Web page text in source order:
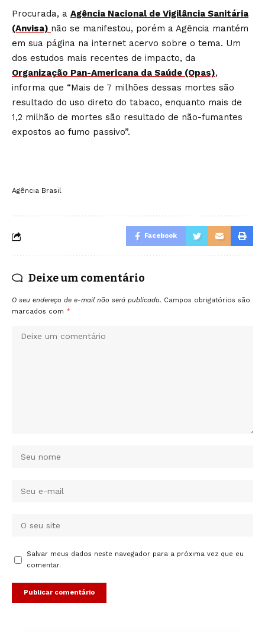
Procurada, a Agência Nacional de Vigilância Sanitária
(Anvisa) não se manifestou, porém a Agência mantém
em sua página na internet acervo sobre o tema. Um
dos estudos mais recentes de impacto, da
Organização Pan-Americana da Saúde (Opas),
informa que “Mais de 7 milhões dessas mortes são
resultado do uso direto do tabaco, enquanto mais de
1,2 milhão de mortes são resultado de não-fumantes
expostos ao fumo passivo”.
Agência Brasil
Facebook
Deixe um comentário
O seu endereço de e-mail não será publicado. Campos obrigatórios são
marcados com *
Salvar meus dados neste navegador para a próxima vez que eu
comentar.